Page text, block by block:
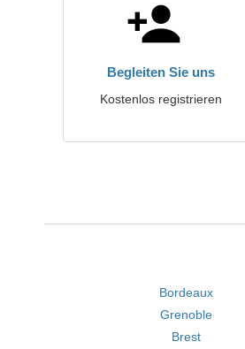
Begleiten Sie uns
Kostenlos registrieren
Bordeaux
Grenoble
Brest